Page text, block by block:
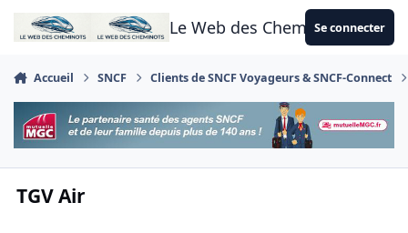
Aller au contenu
Le Web des CheminotsSe connecter
Accueil SNCF Clients de SNCF Voyageurs & SNCF-Connect
TGV Air